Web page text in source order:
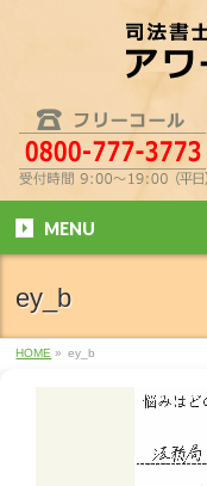
MENU
ey_b
HOME » ey_b